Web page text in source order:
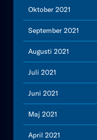
Oktober 2021
September 2021
Augusti 2021
Juli 2021
Juni 2021
Maj 2021
April 2021